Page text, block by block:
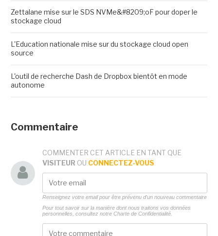
Zettalane mise sur le SDS NVMe&#8209;oF pour doper le
stockage cloud
L'Education nationale mise sur du stockage cloud open
source
L'outil de recherche Dash de Dropbox bientôt en mode
autonome
Commentaire
COMMENTER CET ARTICLE EN TANT QUE
VISITEUR OU CONNECTEZ-VOUS
Renseignez votre email pour être prévenu d'un nouveau commentaire
Pour tout savoir sur la manière dont nous traitons vos données
personnelles, consultez notre Charte de Confidentialité.